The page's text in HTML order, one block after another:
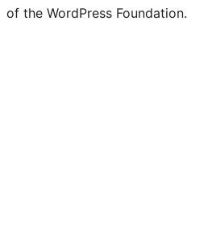
of the WordPress Foundation.